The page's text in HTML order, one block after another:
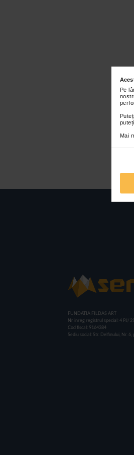
Pe
Mai
FUNDATIA FILDAS ART
Nr inreg registrul special: 4 PJ/
Cod fiscal: 9164384
Sediu social: Str. Delfinului, Nr.